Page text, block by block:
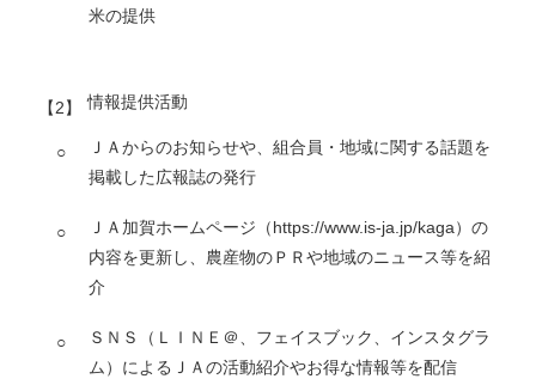
米の提供
情報提供活動
ＪＡからのお知らせや、組合員・地域に関する話題を
掲載した広報誌の発行
ＪＡ加賀ホームページ（https://www.is-ja.jp/kaga）の
内容を更新し、農産物のＰＲや地域のニュース等を紹
介
ＳＮＳ（ＬＩＮＥ＠、フェイスブック、インスタグラ
ム）によるＪＡの活動紹介やお得な情報等を配信